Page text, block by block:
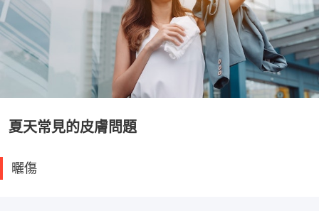
夏天常見的皮膚問題
曬傷